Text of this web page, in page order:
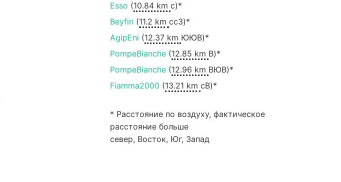
Esso (10.84 km с)*
Beyfin(11.2 km ccЗ)*
AgipEni (12.37 km ЮЮВ)*
PompeBianche(12.85 km В)*
PompeBianche(12.96 km ВЮВ)*
Fiamma2000 (13.21 km сВ)*
* Расстояние по воздуху, фактическое
расстояние больше
север, Восток, Юг, Запад